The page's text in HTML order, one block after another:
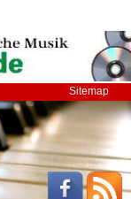
Sitemap